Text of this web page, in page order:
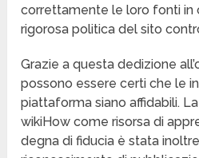
correttamente le loro fonti in
rigorosa politica del sito
Grazie a questa dedizione
possono essere certi che le
piattaforma siano affidabili.
wikiHow come risorsa di
degna di fiducia è stata